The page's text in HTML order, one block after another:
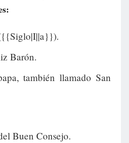
Barón.
también llamado San
Buen Consejo.